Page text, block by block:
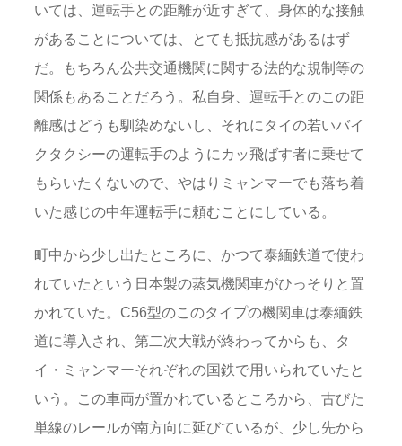
いては、運転手との距離が近すぎて、身体的な接触
があることについては、とても抵抗感があるはず
だ。もちろん公共交通機関に関する法的な規制等の
関係もあることだろう。私自身、運転手とのこの距
離感はどうも馴染めないし、それにタイの若いバイ
クタクシーの運転手のようにカッ飛ばす者に乗せて
もらいたくないので、やはりミャンマーでも落ち着
いた感じの中年運転手に頼むことにしている。
町中から少し出たところに、かつて泰緬鉄道で使わ
れていたという日本製の蒸気機関車がひっそりと置
かれていた。C56型のこのタイプの機関車は泰緬鉄
道に導入され、第二次大戦が終わってからも、タ
イ・ミャンマーそれぞれの国鉄で用いられていたと
いう。この車両が置かれているところから、古びた
単線のレールが南方向に延びているが、少し先から